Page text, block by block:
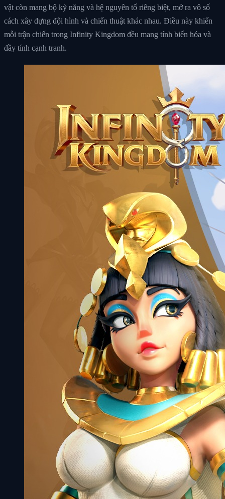
vật còn mang bộ kỹ năng và hệ nguyên tố riêng biệt, mở ra vô số
cách xây dựng đội hình và chiến thuật khác nhau. Điều này khiến
mỗi trận chiến trong Infinity Kingdom đều mang tính biến hóa và
đầy tính cạnh tranh.